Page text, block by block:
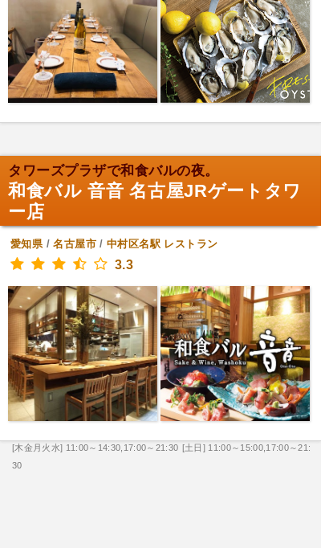
タワーズプラザで和食バルの夜。
和食バル 音音 名古屋JRゲートタワ
ー店
愛知県/名古屋市/中村区名駅 レストラン
3.3
[木金月火水] 11:00～14:30,17:00～21:30 [土日] 11:00～15:00,17:00～21:
30